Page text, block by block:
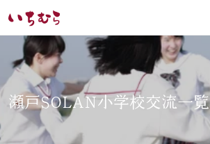
瀬戸SOLAN小学校交流一覧